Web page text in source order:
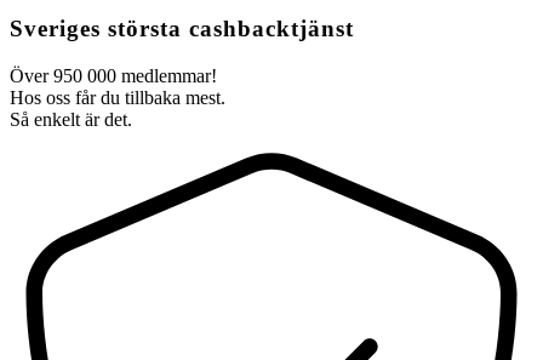
Sveriges största cashbacktjänst
Över 950 000 medlemmar!
Hos oss får du tillbaka mest.
Så enkelt är det.